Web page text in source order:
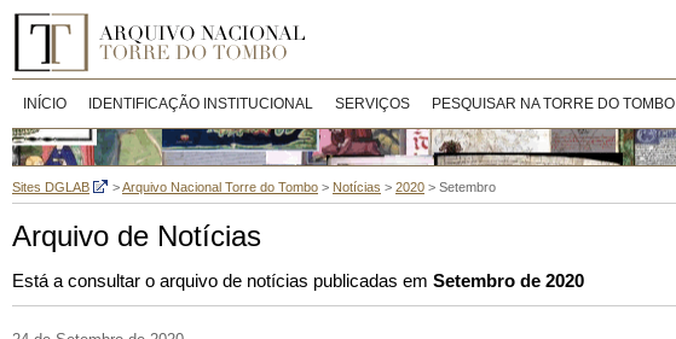
INÍCIO IDENTIFICAÇÃO INSTITUCIONAL SERVIÇOS PESQUISAR NA TORRE DO TOMBO
Sites DGLAB >Arquivo Nacional Torre do Tombo > Notícias > 2020 > Setembro
Arquivo de Notícias
Está a consultar o arquivo de notícias publicadas em Setembro de 2020